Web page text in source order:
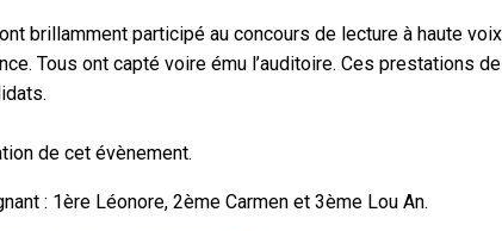
brillamment participé au concours de lecture à haute
Tous ont capté voire ému l’auditoire. Ces prestations
de cet évènement.
: 1ère Léonore, 2ème Carmen et 3ème Lou An.